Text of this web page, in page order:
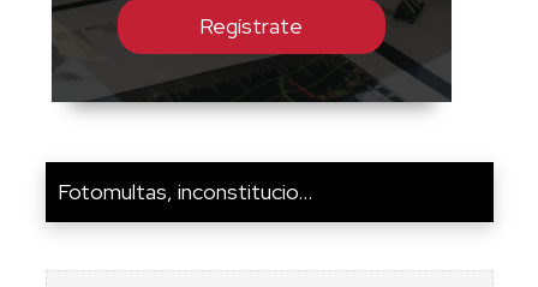
Regístrate
Fotomultas, inconstitucio...